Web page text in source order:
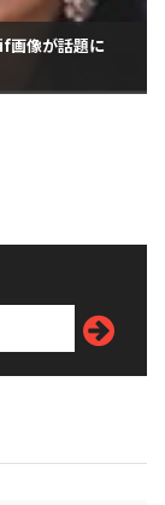
画像が話題に